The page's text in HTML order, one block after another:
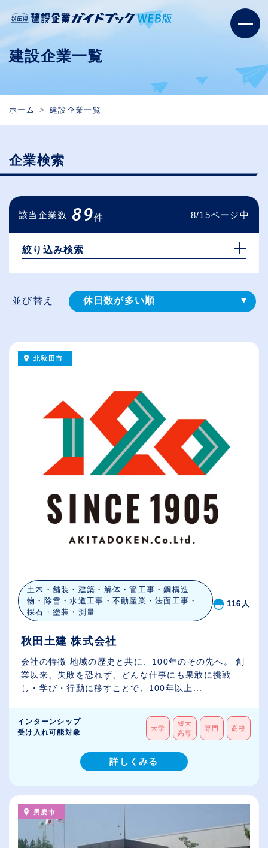
建設企業一覧
ホーム 建設企業一覧
企業検索
該当企業数 89件 8/15ページ中
絞り込み検索
並び替え 休日数が多い順
従業員が多い順
北秋田市
土木・舗装・建築・解体・管工事・鋼構造
物・除雪・水道工事・不動産業・法面工事・
採石・塗装・測量
116人
秋田土建 株式会社
会社の特徴 地域の歴史と共に、100年のその先へ。 創
業以来、失敗を恐れず、どんな仕事にも果敢に挑戦
し・学び・行動に移すことで、100年以上...
インターンシップ
受け入れ可能対象
大学
短大
高専
専門 高校
詳しくみる
男鹿市